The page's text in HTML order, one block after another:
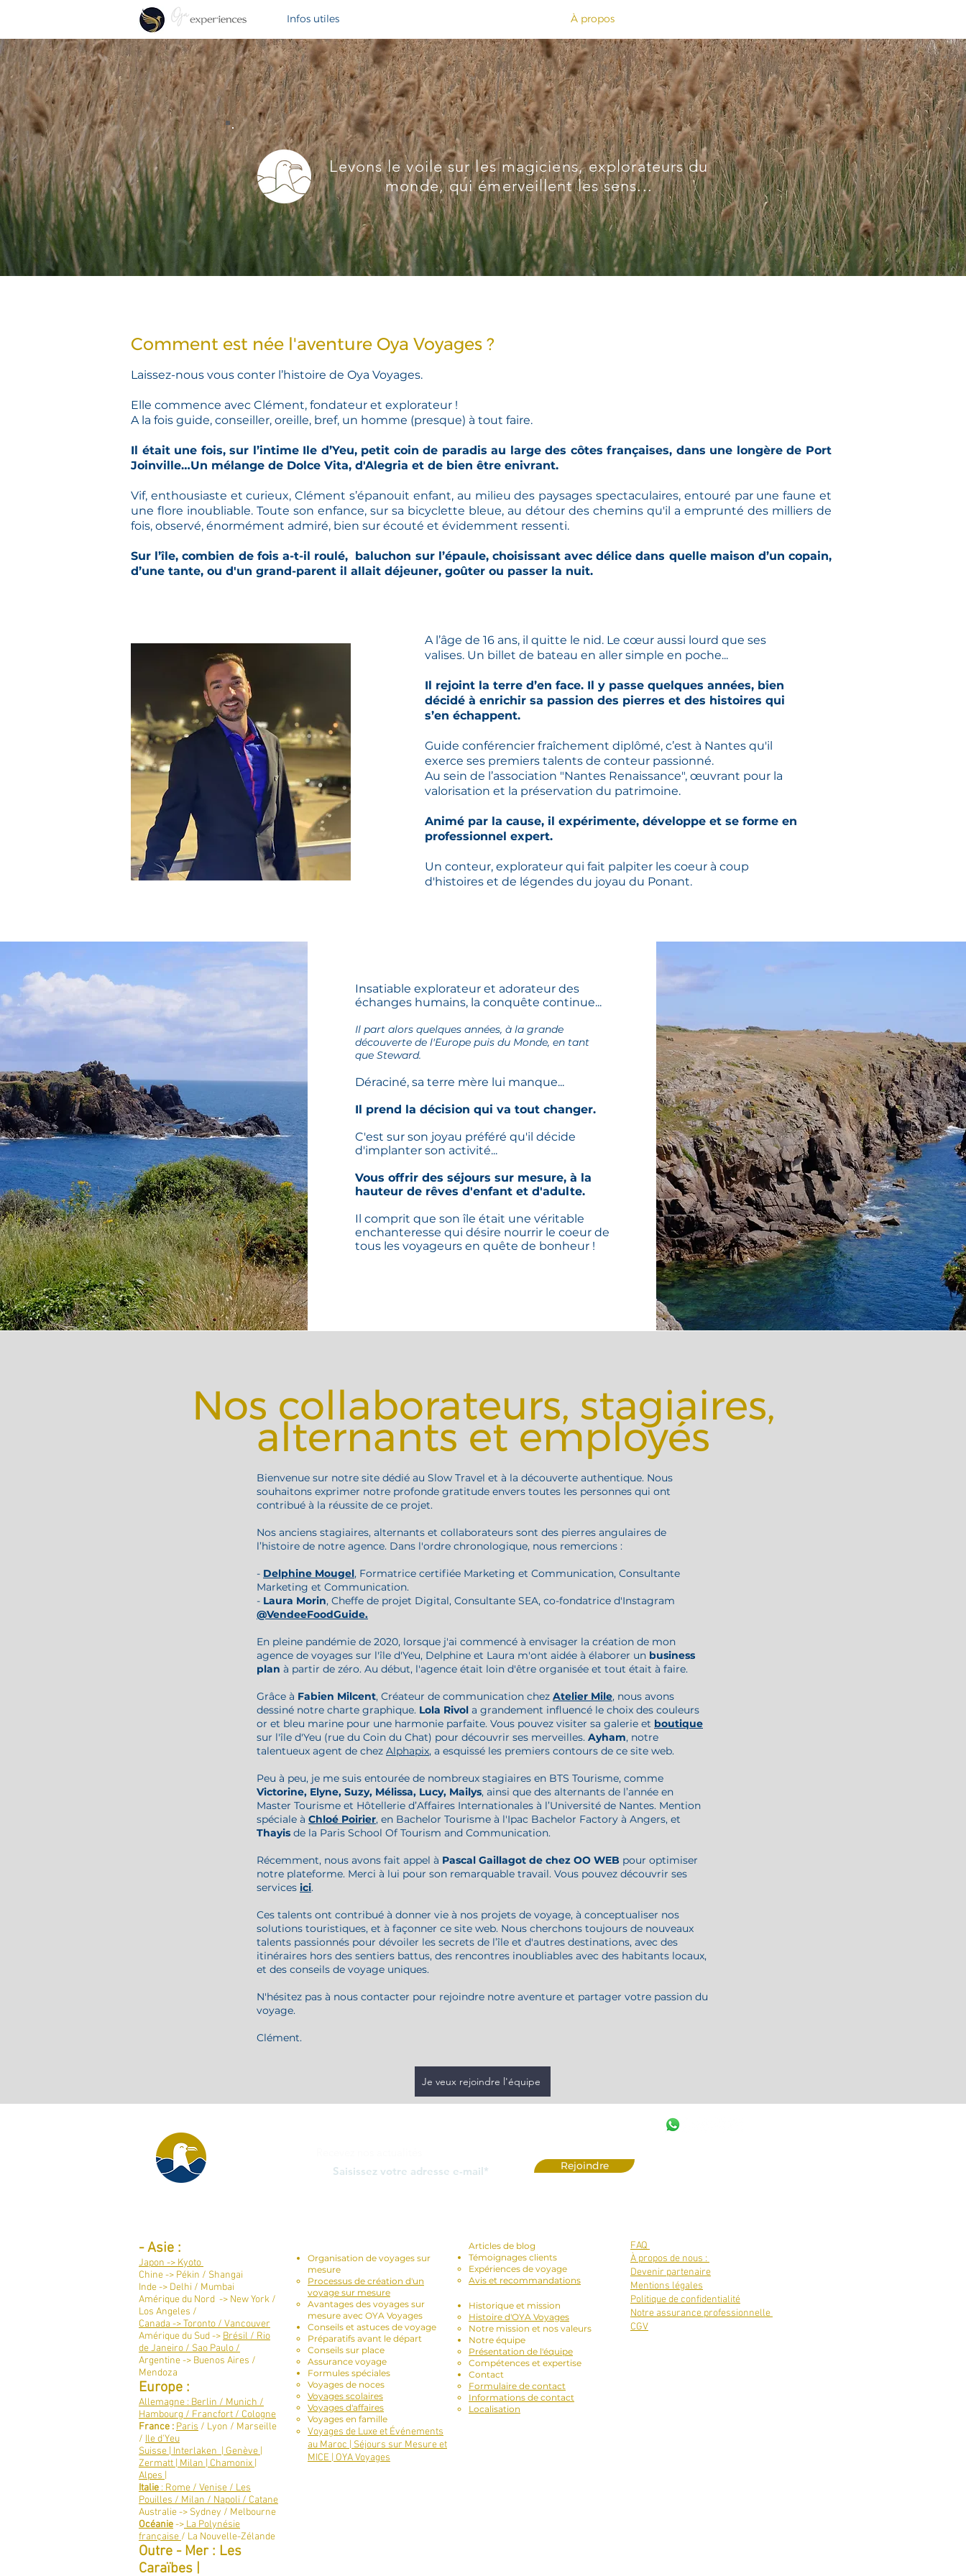
Infos utiles À propos
Levons le voile sur les magiciens, explorateurs du
monde, qui émerveillent les sens...
Comment est née l'aventure Oya Voyages ?
Laissez-nous vous conter l’histoire de Oya Voyages.
Elle commence avec Clément, fondateur et explorateur !
A la fois guide, conseiller, oreille, bref, un homme (presque) à tout faire.
Il était une fois, sur l’intime Ile d’Yeu, petit coin de paradis au large des côtes françaises, dans une longère de Port
Joinville…Un mélange de Dolce Vita, d'Alegria et de bien être enivrant.
Vif, enthousiaste et curieux, Clément s’épanouit enfant, au milieu des paysages spectaculaires, entouré par une faune et
une flore inoubliable. Toute son enfance, sur sa bicyclette bleue, au détour des chemins qu'il a emprunté des milliers de
fois, observé, énormément admiré, bien sur écouté et évidemment ressenti.
Sur l’île, combien de fois a-t-il roulé, baluchon sur l’épaule, choisissant avec délice dans quelle maison d’un copain,
d’une tante, ou d'un grand-parent il allait déjeuner, goûter ou passer la nuit.
A l’âge de 16 ans, il quitte le nid. Le cœur aussi lourd que ses
valises. Un billet de bateau en aller simple en poche...
Il rejoint la terre d’en face. Il y passe quelques années, bien
décidé à enrichir sa passion des pierres et des histoires qui
s’en échappent.
Guide conférencier fraîchement diplômé, c’est à Nantes qu'il
exerce ses premiers talents de conteur passionné.
Au sein de l’association "Nantes Renaissance", œuvrant pour la
valorisation et la préservation du patrimoine.
Animé par la cause, il expérimente, développe et se forme en
professionnel expert.
Un conteur, explorateur qui fait palpiter les coeur à coup
d'histoires et de légendes du joyau du Ponant.
Insatiable explorateur et adorateur des
échanges humains, la conquête continue...
Il part alors quelques années, à la grande
découverte de l'Europe puis du Monde, en tant
que Steward.
Déraciné, sa terre mère lui manque...
Il prend la décision qui va tout changer.
C'est sur son joyau préféré qu'il décide
d'implanter son activité...
Vous offrir des séjours sur mesure, à la
hauteur de rêves d'enfant et d'adulte.
Il comprit que son île était une véritable
enchanteresse qui désire nourrir le coeur de
tous les voyageurs en quête de bonheur !
Nos collaborateurs, stagiaires,
alternants et employés
Bienvenue sur notre site dédié au Slow Travel et à la découverte authentique. Nous
souhaitons exprimer notre profonde gratitude envers toutes les personnes qui ont
contribué à la réussite de ce projet.
Nos anciens stagiaires, alternants et collaborateurs sont des pierres angulaires de
l’histoire de notre agence. Dans l'ordre chronologique, nous remercions :
- Delphine Mougel, Formatrice certifiée Marketing et Communication, Consultante
Marketing et Communication.
- Laura Morin, Cheffe de projet Digital, Consultante SEA, co-fondatrice d'Instagram
@VendeeFoodGuide.
En pleine pandémie de 2020, lorsque j'ai commencé à envisager la création de mon
agence de voyages sur l'île d'Yeu, Delphine et Laura m'ont aidée à élaborer un business
plan à partir de zéro. Au début, l'agence était loin d'être organisée et tout était à faire.
Grâce à Fabien Milcent, Créateur de communication chez Atelier Mile, nous avons
dessiné notre charte graphique. Lola Rivol a grandement influencé le choix des couleurs
or et bleu marine pour une harmonie parfaite. Vous pouvez visiter sa galerie et boutique
sur l'île d'Yeu (rue du Coin du Chat) pour découvrir ses merveilles. Ayham, notre
talentueux agent de chez Alphapix, a esquissé les premiers contours de ce site web.
Peu à peu, je me suis entourée de nombreux stagiaires en BTS Tourisme, comme
Victorine, Elyne, Suzy, Mélissa, Lucy, Mailys, ainsi que des alternants de l’année en
Master Tourisme et Hôtellerie d’Affaires Internationales à l’Université de Nantes. Mention
spéciale à Chloé Poirier, en Bachelor Tourisme à l'Ipac Bachelor Factory à Angers, et
Thayis de la Paris School Of Tourism and Communication.
Récemment, nous avons fait appel à Pascal Gaillagot de chez OO WEB pour optimiser
notre plateforme. Merci à lui pour son remarquable travail. Vous pouvez découvrir ses
services ici.
Ces talents ont contribué à donner vie à nos projets de voyage, à conceptualiser nos
solutions touristiques, et à façonner ce site web. Nous cherchons toujours de nouveaux
talents passionnés pour dévoiler les secrets de l’île et d'autres destinations, avec des
itinéraires hors des sentiers battus, des rencontres inoubliables avec des habitants locaux,
et des conseils de voyage uniques.
N'hésitez pas à nous contacter pour rejoindre notre aventure et partager votre passion du
voyage.
Clément.
Je veux rejoindre l'équipe
-Asie :
Japon -> Kyoto
Chine -> Pékin / Shangai
Inde -> Delhi / Mumbai
Amérique du Nord -> New York /
Los Angeles /
Canada -> Toronto / Vancouver​
Amérique du Sud -> Brésil / Rio
de Janeiro / Sao Paulo /
Argentine -> Buenos Aires /
Mendoza
Europe :
Allemagne : Berlin / Munich /
Hambourg / Francfort / Cologne
France : Paris / Lyon / Marseille
/ Ile d'Yeu
Suisse | Interlaken | Genève |
Zermatt | Milan | Chamonix |
Alpes |
Italie : Rome / Venise / Les
Pouilles / Milan / Napoli / Catane
Australie -> Sydney / Melbourne
Océanie-> La Polynésie
française / La Nouvelle-Zélande
Outre - Mer : Les
Caraïbes |
Rejoindre
Organisation de voyages sur
mesure
Processus de création d'un
voyage sur mesure
Avantages des voyages sur
mesure avec OYA Voyages
Conseils et astuces de voyage
Préparatifs avant le départ
Conseils sur place
Assurance voyage
Formules spéciales
Voyages de noces
Voyages scolaires
Voyages d'affaires
Voyages en famille
Voyages de Luxe et Événements
au Maroc | Séjours sur Mesure et
MICE | OYA Voyages
Articles de blog
Témoignages clients
Expériences de voyage
Avis et recommandations
Historique et mission
Histoire d'OYA Voyages
Notre mission et nos valeurs
Notre équipe
Présentation de l'équipe
Compétences et expertise
Contact
Formulaire de contact
Informations de contact
Localisation
FAQ
À propos de nous :
Devenir partenaire
Mentions légales
Politique de confidentialité
Notre assurance professionnelle
CGV